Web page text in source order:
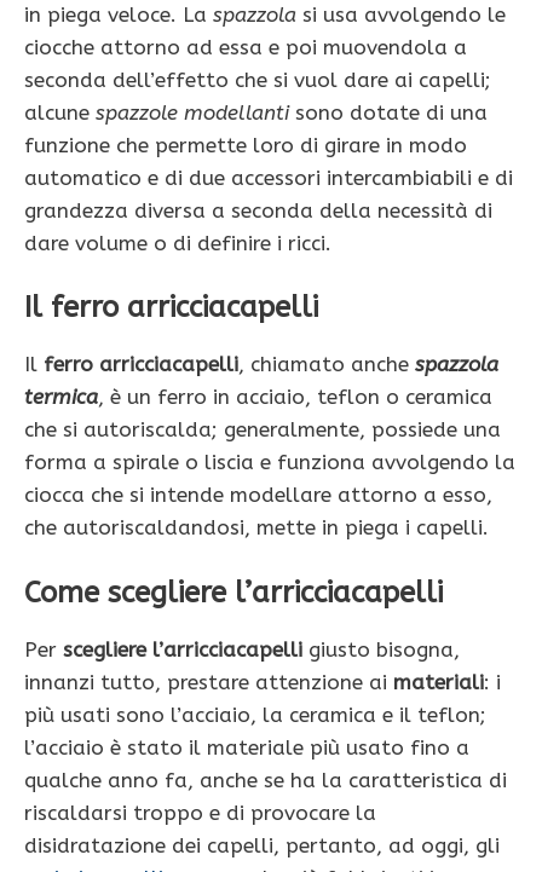
in piega veloce. La spazzola si usa avvolgendo le
ciocche attorno ad essa e poi muovendola a
seconda dell’effetto che si vuol dare ai capelli;
alcune spazzole modellantisono dotate di una
funzione che permette loro di girare in modo
automatico e di due accessori intercambiabili e di
grandezza diversa a seconda della necessità di
dare volume o di definire i ricci.
Il ferro arricciacapelli
Il ferro arricciacapelli, chiamato anche spazzola
termica, è un ferro in acciaio, teflon o ceramica
che si autoriscalda; generalmente, possiede una
forma a spirale o liscia e funziona avvolgendo la
ciocca che si intende modellare attorno a esso,
che autoriscaldandosi, mette in piega i capelli.
Come scegliere l’arricciacapelli
Per scegliere l’arricciacapelli giusto bisogna,
innanzi tutto, prestare attenzione ai materiali: i
più usati sono l’acciaio, la ceramica e il teflon;
l’acciaio è stato il materiale più usato fino a
qualche anno fa, anche se ha la caratteristica di
riscaldarsi troppo e di provocare la
disidratazione dei capelli, pertanto, ad oggi, gli